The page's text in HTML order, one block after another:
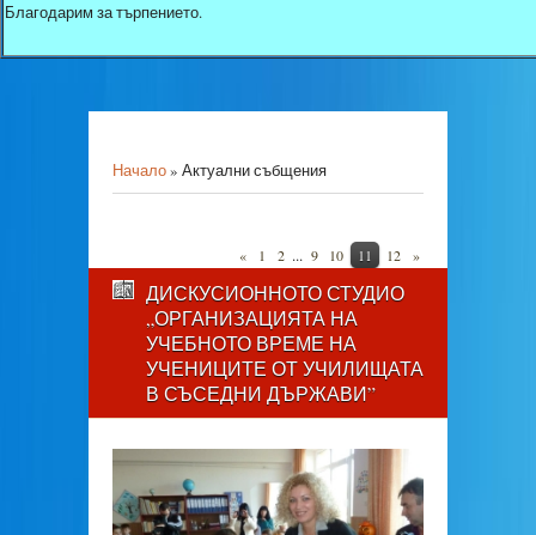
Благодарим за търпението.
Начало» Актуални събщения
« 1 2 ... 9 10 11 12 »
ДИСКУСИОННОТО СТУДИО
„ОРГАНИЗАЦИЯТА НА
УЧЕБНОТО ВРЕМЕ НА
УЧЕНИЦИТЕ ОТ УЧИЛИЩАТА
В СЪСЕДНИ ДЪРЖАВИ”